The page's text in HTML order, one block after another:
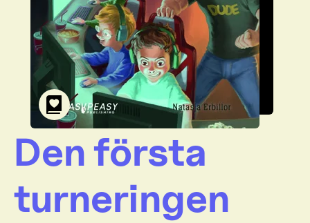
Den första
turneringen